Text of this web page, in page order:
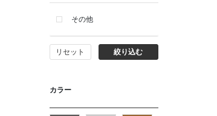
その他
リセット 絞り込む
カラー